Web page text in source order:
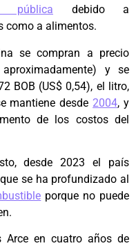
pública debido a
como a alimentos.
se compran a precio
y se
BOB (US$ 0,54), el litro,
mantiene desde2004, y
de los costos del
desde 2023 el país
se ha profundizado al
porque no puede
Arce en cuatro años de